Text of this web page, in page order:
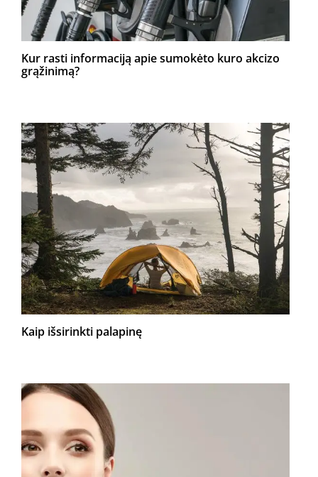
Kur rasti informaciją apie sumokėto kuro akcizo
grąžinimą?
Kaip išsirinkti palapinę